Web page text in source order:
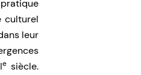
culturel
leur
esiècle.